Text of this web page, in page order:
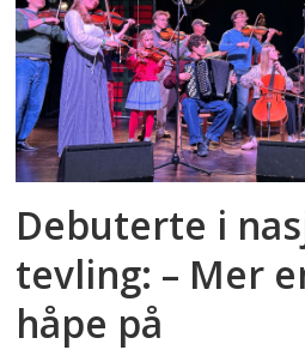
Debuterte i
tevling: – Mer
håpe på